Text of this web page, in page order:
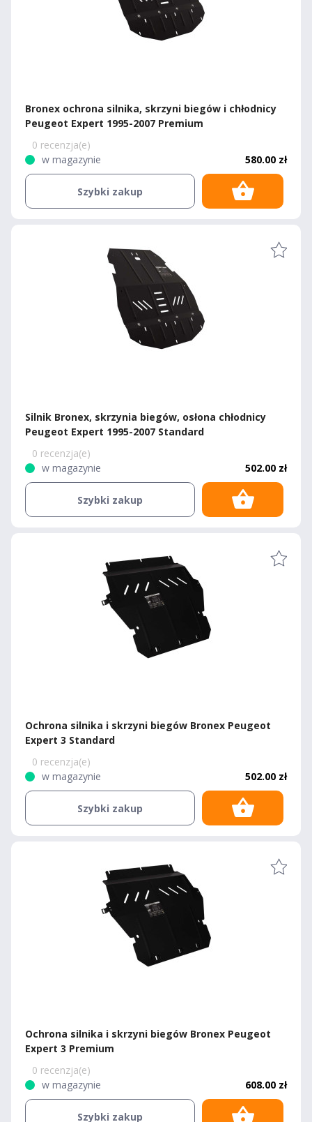
Bronex ochrona silnika, skrzyni biegów i chłodnicy
Peugeot Expert 1995-2007 Premium
0 recenzja(e)
w magazynie
580.00 zł
Szybki zakup
Silnik Bronex, skrzynia biegów, osłona chłodnicy
Peugeot Expert 1995-2007 Standard
0 recenzja(e)
w magazynie
502.00 zł
Szybki zakup
Ochrona silnika i skrzyni biegów Bronex Peugeot
Expert 3 Standard
0 recenzja(e)
w magazynie
502.00 zł
Szybki zakup
Ochrona silnika i skrzyni biegów Bronex Peugeot
Expert 3 Premium
0 recenzja(e)
w magazynie
608.00 zł
Szybki zakup